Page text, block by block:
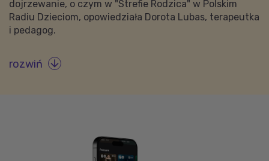
dojrzewanie, o czym w "Strefie Rodzica" w Polskim
Radiu Dzieciom, opowiedziała Dorota Lubas, terapeutka
i pedagog.
rozwiń 